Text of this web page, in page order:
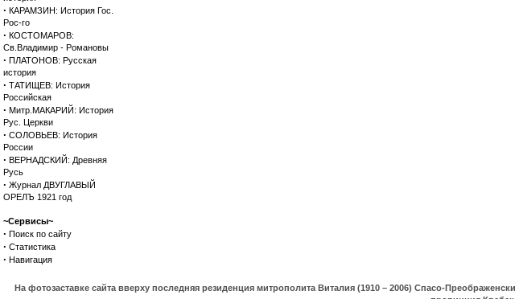
· КАРАМЗИН: История Гос.
Рос-го
· КОСТОМАРОВ:
Св.Владимир - Романовы
· ПЛАТОНОВ: Русская
история
· ТАТИЩЕВ: История
Российская
· Митр.МАКАРИЙ: История
Рус. Церкви
· СОЛОВЬЕВ: История
России
· ВЕРНАДСКИЙ: Древняя
Русь
· Журнал ДВУГЛАВЫЙ
ОРЕЛЪ 1921 год
~Сервисы~
· Поиск по сайту
· Статистика
· Навигация
На фотозаставке сайта вверху последняя резиденция митрополита Виталия (1910 – 2006) Спасо-